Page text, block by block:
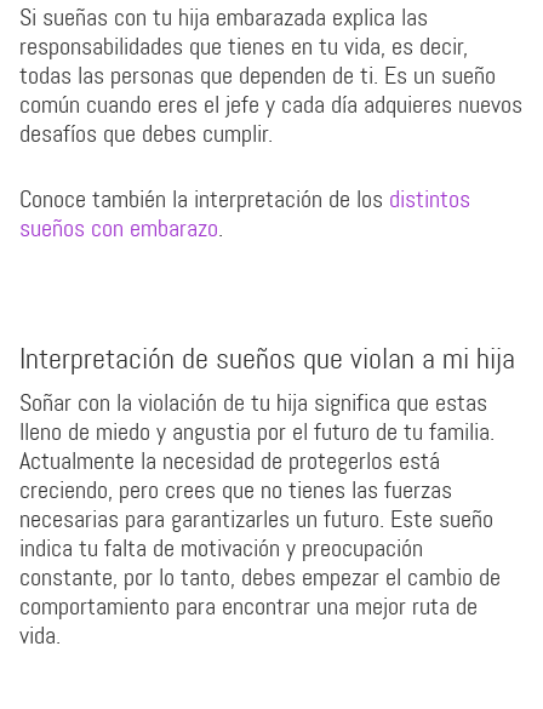
Si sueñas con tu hija embarazada explica las
responsabilidades que tienes en tu vida, es decir,
todas las personas que dependen de ti. Es un sueño
común cuando eres el jefe y cada día adquieres nuevos
desafíos que debes cumplir.
Conoce también la interpretación de los distintos
sueños con embarazo.
Interpretación de sueños que violan a mi hija
Soñar con la violación de tu hija significa que estas
lleno de miedo y angustia por el futuro de tu familia.
Actualmente la necesidad de protegerlos está
creciendo, pero crees que no tienes las fuerzas
necesarias para garantizarles un futuro. Este sueño
indica tu falta de motivación y preocupación
constante, por lo tanto, debes empezar el cambio de
comportamiento para encontrar una mejor ruta de
vida.